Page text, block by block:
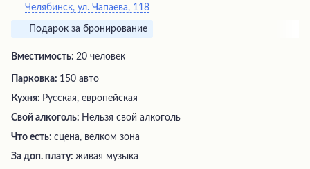
Челябинск, ул. Чапаева, 118
Подарок за бронирование
Вместимость: 20 человек
Парковка: 150 авто
Кухня: Русская, европейская
Свой алкоголь: Нельзя свой алкоголь
Что есть: сцена, велком зона
За доп. плату: живая музыка